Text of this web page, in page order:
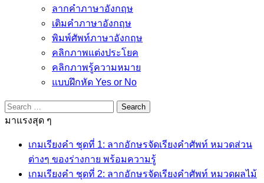
ลากคำภาษาอังกฤษ
เติมคำภาษาอังกฤษ
พิมพ์ศัพท์ภาษาอังกฤษ
คลิกภาพแต่งประโยค
คลิกภาพรู้ความหมาย
แบบฝึกหัด Yes or No
Search
for:
มาแรงสุด ๆ
เกมเรียงคำ ชุดที่ 1: ลากอักษรจัดเรียงคำศัพท์ หมวดส่วน
ต่างๆ ของร่างกาย พร้อมความรู้
เกมเรียงคำ ชุดที่ 2: ลากอักษรจัดเรียงคำศัพท์ หมวดผลไม้